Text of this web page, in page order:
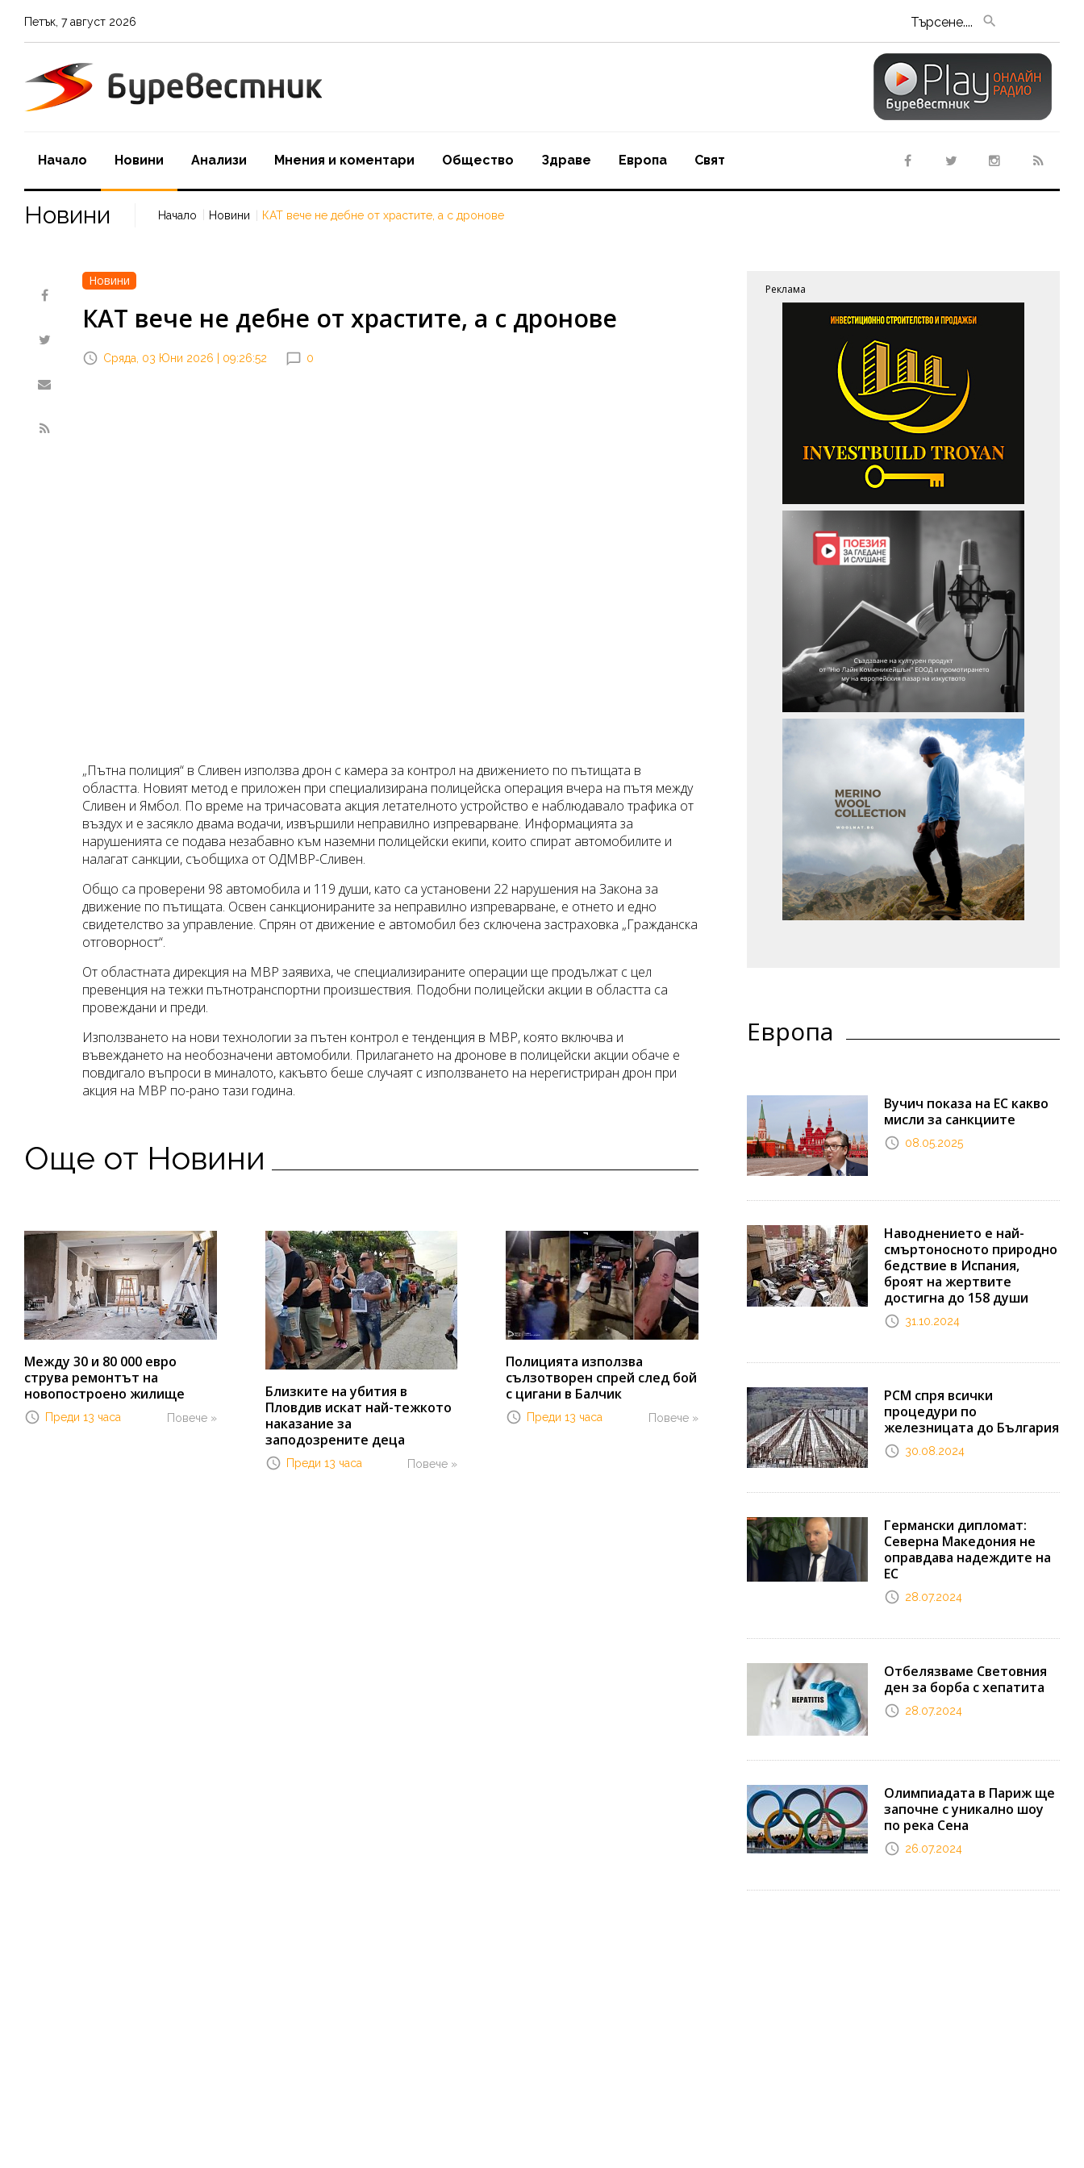
Петък 7 август 2026 Търсене....
Начало Новини Aнализи Мнения и коментари Oбщество Здраве Европа Свят
Новини Начало Новини КАТ вече не дебне от храстите, а с дронове
Новини
КАТ вече не дебне от храстите, а с дронове
Сряда, 03 Юни 2026 | 09:26:52 0
„Пътна полиция“ в Сливен използва дрон с камера за контрол на движението по пътищата в
областта. Новият метод е приложен при специализирана полицейска операция вчера на пътя между
Сливен и Ямбол. По време на тричасовата акция летателното устройство е наблюдавало трафика от
въздух и е засякло двама водачи, извършили неправилно изпреварване. Информацията за
нарушенията се подава незабавно към наземни полицейски екипи, които спират автомобилите и
налагат санкции, съобщиха от ОДМВР-Сливен.
Общо са проверени 98 автомобила и 119 души, като са установени 22 нарушения на Закона за
движение по пътищата. Освен санкционираните за неправилно изпреварване, е отнето и едно
свидетелство за управление. Спрян от движение е автомобил без сключена застраховка „Гражданска
отговорност“.
От областната дирекция на МВР заявиха, че специализираните операции ще продължат с цел
превенция на тежки пътнотранспортни произшествия. Подобни полицейски акции в областта са
провеждани и преди.
Използването на нови технологии за пътен контрол е тенденция в МВР, която включва и
въвеждането на необозначени автомобили. Прилагането на дронове в полицейски акции обаче е
повдигало въпроси в миналото, какъвто беше случаят с използването на нерегистриран дрон при
акция на МВР по-рано тази година.
Още от Новини
Между 30 и 80 000 евро
струва ремонтът на
новопостроено жилище
Повече »
Преди 13 часа
Близките на убития в
Пловдив искат най-тежкото
наказание за
заподозрените деца
Повече »
Преди 13 часа
Полицията използва
сълзотворен спрей след бой
с цигани в Балчик
Повече »
Преди 13 часа
Реклама
Европа
Вучич показа на ЕС какво
мисли за санкциите
08.05.2025
Наводнението е най-
смъртоносното природно
бедствие в Испания,
броят на жертвите
достигна до 158 души
31.10.2024
РСМ спря всички
процедури по
железницата до България
30.08.2024
Германски дипломат:
Северна Македония не
оправдава надеждите на
ЕС
28.07.2024
Отбелязваме Световния
ден за борба с хепатита
28.07.2024
Олимпиадата в Париж ще
започне с уникално шоу
по река Сена
26.07.2024